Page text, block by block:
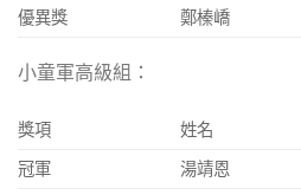
優異獎
鄭榛嶠
小童軍高級組：
獎項 姓名
冠軍
湯靖恩